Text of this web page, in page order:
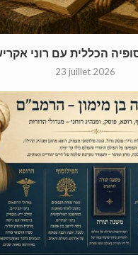
23 juillet 2026